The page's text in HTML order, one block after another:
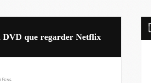
DVD que regarder Netflix
Paris.